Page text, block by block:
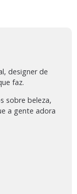
designer de
faz.
sobre beleza,
a gente adora